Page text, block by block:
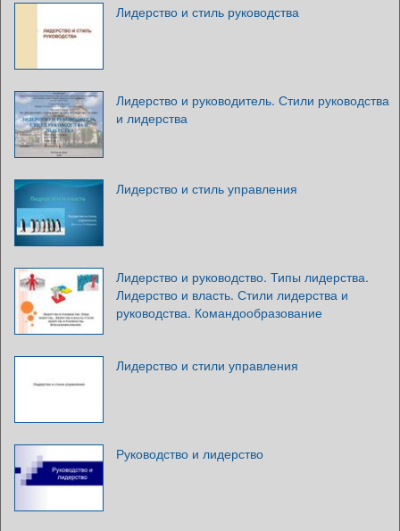
Лидерство и стиль руководства
Лидерство и руководитель. Стили руководства
и лидерства
Лидерство и стиль управления
Лидерство и руководство. Типы лидерства.
Лидерство и власть. Стили лидерства и
руководства. Командообразование
Лидерство и стили управления
Руководство и лидерство